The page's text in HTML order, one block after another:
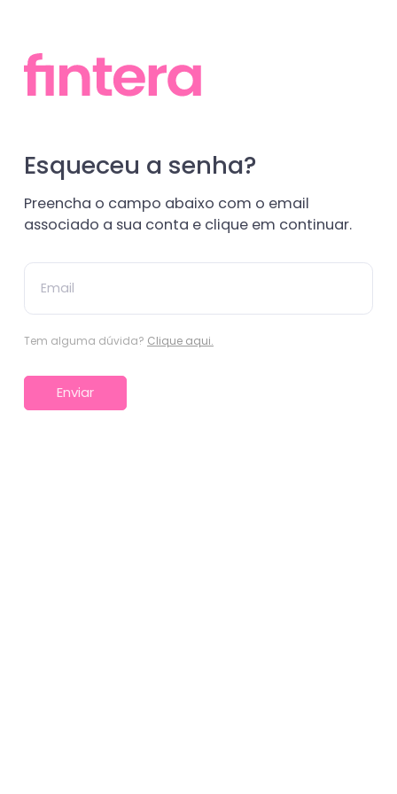
Esqueceu a senha?
Preencha o campo abaixo com o email
associado a sua conta e clique em continuar.
Tem alguma dúvida? Clique aqui.
Enviar